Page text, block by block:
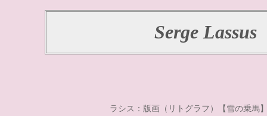
Serge Lassus
ラシス：版画（リトグラフ）【雪の乗馬